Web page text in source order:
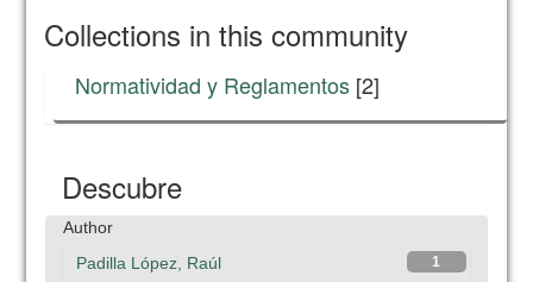
Collections in this community
Normatividad y Reglamentos [2]
Descubre
Author
1
Padilla López, Raúl